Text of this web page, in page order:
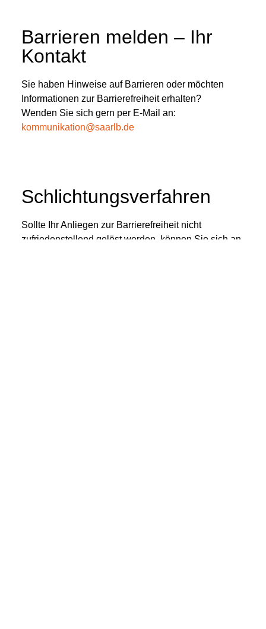
Barrieren melden – Ihr
Kontakt
Sie haben Hinweise auf Barrieren oder möchten
Informationen zur Barrierefreiheit erhalten?
Wenden Sie sich gern per E-Mail an:
kommunikation@saarlb.de
Schlichtungsverfahren
Sollte Ihr Anliegen zur Barrierefreiheit nicht
zufriedenstellend gelöst werden, können Sie sich an